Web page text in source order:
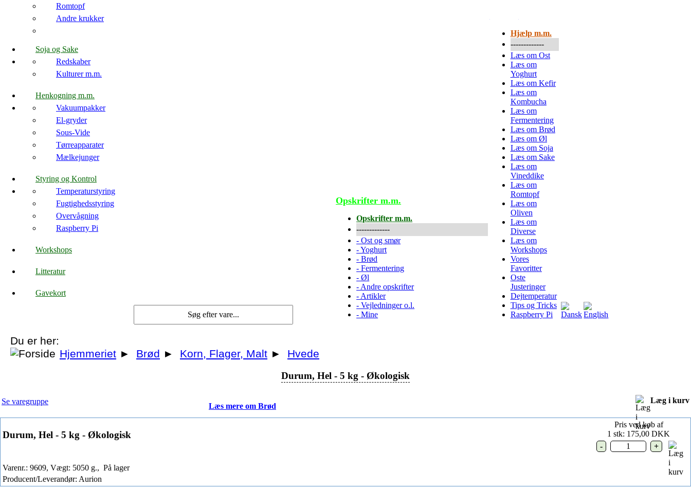
Romtopf
Andre krukker
Soja og Sake
Redskaber
Kulturer m.m.
Henkogning m.m.
Vakuumpakker
El-gryder
Sous-Vide
Tørreapparater
Mælkejunger
Styring og Kontrol
Temperaturstyring
Fugtighedsstyring
Overvågning
Raspberry Pi
Workshops
Litteratur
Gavekort
Opskrifter m.m.
Opskrifter m.m.
-------------
-Ost og smør
-Yoghurt
-Brød
-Fermentering
-Øl
- Andre opskrifter
- Artikler
-Vejledninger o.l.
-Mine
Hjælp m.m.
-------------
Læs om Ost
Læs om
Yoghurt
Læs om Kefir
Læs om
Kombucha
Læs om
Fermentering
Læs om Brød
Læs om Øl
Læs om Soja
Læs om Sake
Læs om
Vineddike
Læs om
Romtopf
Læs om
Oliven
Læs om
Diverse
Læs om
Workshops
Vores
Favoritter
Oste
Justeringer
Dejtemperatur
Tips og Tricks
Raspberry Pi
Du er her:
Hjemmeriet ► Brød ► Korn, Flager, Malt ► Hvede
Durum, Hel - 5 kg - Økologisk
Se varegruppe
Læs mere om Brød
Læg i kurv
Durum, Hel - 5 kg - Økologisk
Varenr.: 9609, Vægt: 5050 g., På lager
Producent/Leverandør: Aurion
Pris ved køb af
1 stk: 175,00 DKK